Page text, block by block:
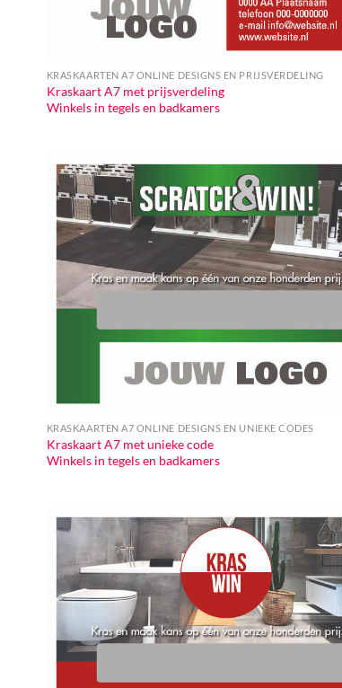
KRASKAARTEN A7 ONLINE DESIGNS EN PRIJSVERDELING
Kraskaart A7 met prijsverdeling
Winkels in tegels en badkamers
KRASKAARTEN A7 ONLINE DESIGNS EN UNIEKE CODES
Kraskaart A7 met unieke code
Winkels in tegels en badkamers